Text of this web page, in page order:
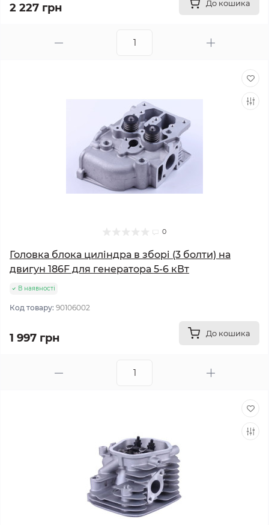
2 227 грн До кошика
0
Головка блока циліндра в зборі (3 болти) на
двигун 186F для генератора 5-6 кВт
В наявності
Код товару: 90106002
1 997 грн До кошика